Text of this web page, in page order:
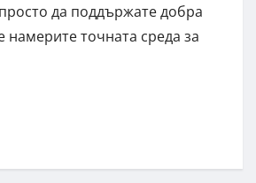
да поддържате добра
намерите точната среда за